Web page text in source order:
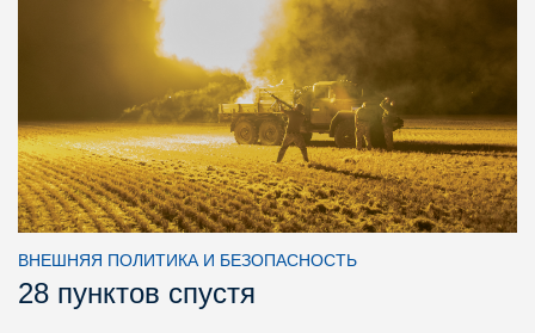
ВНЕШНЯЯ ПОЛИТИКА И БЕЗОПАСНОСТЬ
28 пунктов спустя